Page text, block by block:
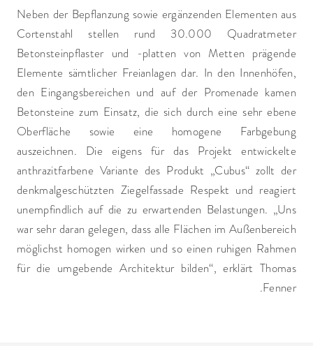
Neben der Bepflanzung sowie ergänzenden Elementen aus
Cortenstahl stellen rund 30.000 Quadratmeter
Betonsteinpflaster und -platten von Metten prägende
Elemente sämtlicher Freianlagen dar. In den Innenhöfen,
den Eingangsbereichen und auf der Promenade kamen
Betonsteine zum Einsatz, die sich durch eine sehr ebene
Oberfläche sowie eine homogene Farbgebung
auszeichnen. Die eigens für das Projekt entwickelte
anthrazitfarbene Variante des Produkt „Cubus“ zollt der
denkmalgeschützten Ziegelfassade Respekt und reagiert
unempfindlich auf die zu erwartenden Belastungen. „Uns
war sehr daran gelegen, dass alle Flächen im Außenbereich
möglichst homogen wirken und so einen ruhigen Rahmen
für die umgebende Architektur bilden“, erklärt Thomas
Fenner.